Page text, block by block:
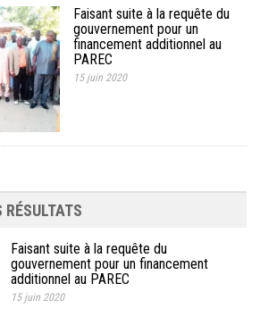
Faisant suite à la requête du
gouvernement pour un
financement additionnel au
PAREC
15 juin 2020
Faisant suite à la requête du
gouvernement pour un financement
additionnel au PAREC
15 juin 2020